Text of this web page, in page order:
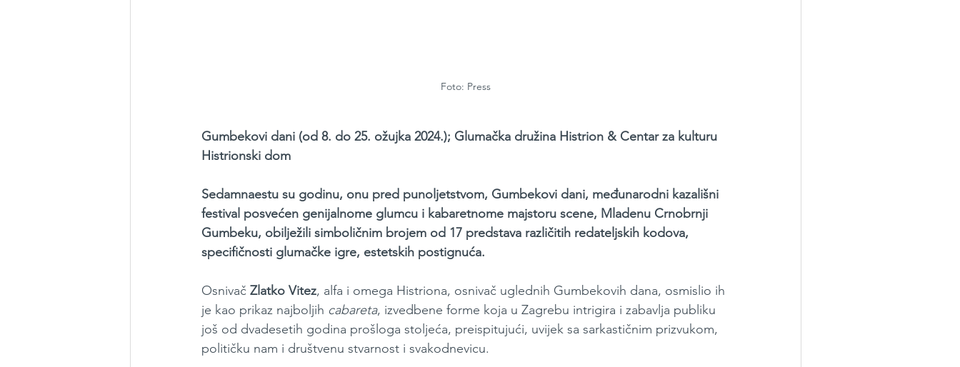
Foto: Press
Gumbekovi dani (od 8. do 25. ožujka 2024.); Glumačka družina Histrion & Centar za kulturu
Histrionski dom
Sedamnaestu su godinu, onu pred punoljetstvom, Gumbekovi dani, međunarodni kazališni
festival posvećen genijalnome glumcu i kabaretnome majstoru scene, Mladenu Crnobrnji
Gumbeku, obilježili simboličnim brojem od 17 predstava različitih redateljskih kodova,
specifičnosti glumačke igre, estetskih postignuća.
Osnivač Zlatko Vitez, alfa i omega Histriona, osnivač uglednih Gumbekovih dana, osmislio ih
je kao prikaz najboljih cabareta, izvedbene forme koja u Zagrebu intrigira i zabavlja publiku
još od dvadesetih godina prošloga stoljeća, preispitujući, uvijek sa sarkastičnim prizvukom,
političku nam i društvenu stvarnost i svakodnevicu.